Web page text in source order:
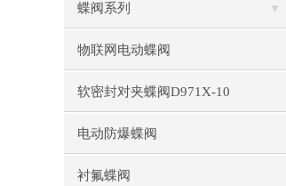
蝶阀系列
物联网电动蝶阀
软密封对夹蝶阀D971X-10
电动防爆蝶阀
衬氟蝶阀